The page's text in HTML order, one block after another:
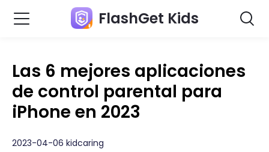
FlashGet Kids
Las 6 mejores aplicaciones
de control parental para
iPhone en 2023
2023-04-06 kidcaring